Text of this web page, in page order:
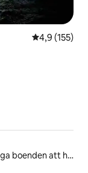
4,9 av 5 i
4,9 (155)
Familjevänliga boenden att hyra